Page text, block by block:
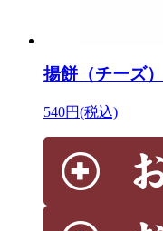
揚餅（チーズ
540円(税込)